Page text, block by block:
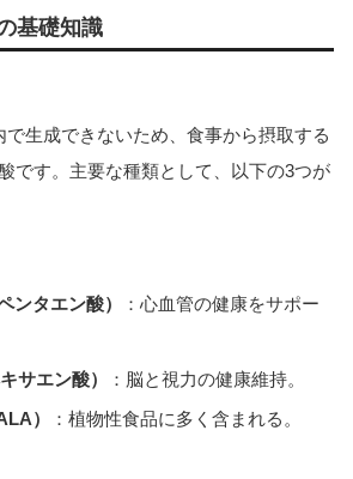
基礎知識
で生成できないため、食事から摂取する
です。主要な種類として、以下の3つが
ンタエン酸）
：心血管の健康をサポー
サエン酸）
：脳と視力の健康維持。
）
：植物性食品に多く含まれる。